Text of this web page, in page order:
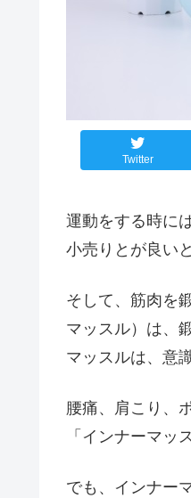
Twitter
運動をする時に
小売りとが良い
そして、筋肉を
マッスル）は、
マッスルは、意
腰痛、肩こり、
「インナーマッ
でも、インナー